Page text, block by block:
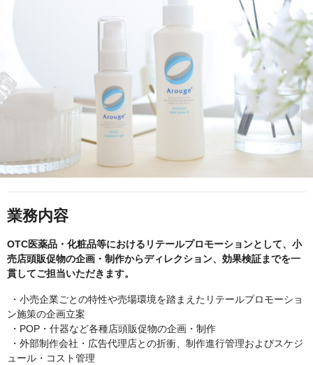
業務内容
OTC医薬品・化粧品等におけるリテールプロモーションとして、小
売店頭販促物の企画・制作からディレクション、効果検証までを一
貫してご担当いただきます。
・小売企業ごとの特性や売場環境を踏まえたリテールプロモーショ
ン施策の企画立案
・POP・什器など各種店頭販促物の企画・制作
・外部制作会社・広告代理店との折衝、制作進行管理およびスケジ
ュール・コスト管理